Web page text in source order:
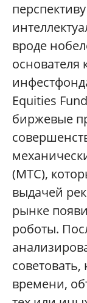
вроде
основателя
Equities
биржевые
(МТС),
выдачей
рынке
роботы.
времени,